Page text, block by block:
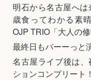
明石から名古屋へ
歳食ってわかる素
OJP TRIO「大人の
最終日もパーーっと
名古屋ライブ後は
ションコンプリート！